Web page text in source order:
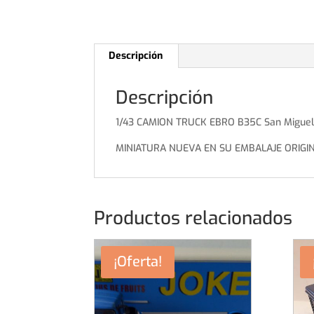
Descripción
Descripción
1/43 CAMION TRUCK EBRO B35C San
MINIATURA NUEVA EN SU EMBALAJE
Productos relacionados
¡Oferta!